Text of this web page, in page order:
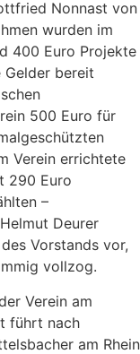
Nonnast von
wurden im
400 Euro Projekte
Gelder bereit
500 Euro für
Verein errichtete
290 Euro
–
Deurer
Vorstands vor,
vollzog.
Verein am
führt nach
am Rhein